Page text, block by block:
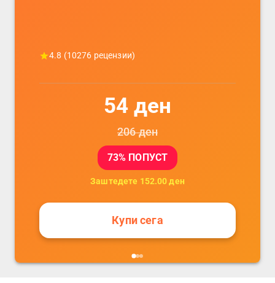
4.8 (10276 рецензии)
54 ден
206ден
73% ПОПУСТ
Заштедете 152.00 ден
Купи сега